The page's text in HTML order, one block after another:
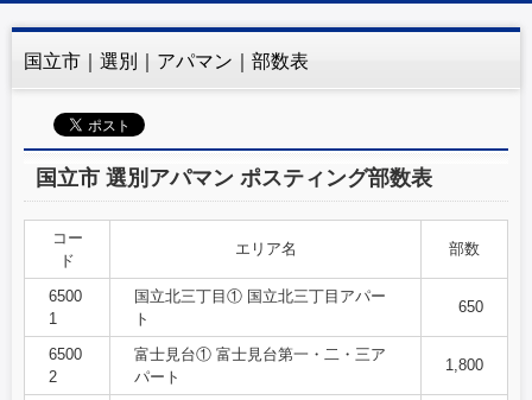
国立市｜選別｜アパマン｜部数表
国立市 選別アパマン ポスティング部数表
コー
ド
エリア名 部数
6500
1
国立北三丁目① 国立北三丁目アパー
ト
650
6500
2
富士見台① 富士見台第一・二・三ア
パート
1,800